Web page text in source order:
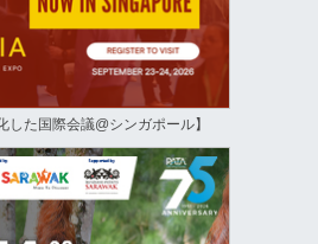
した国際会議@シンガポール】